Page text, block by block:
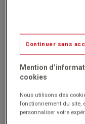
Réf. 1013754
(Produit ni repris, ni
Contient environ 220
Livré prêt à monter
Marque : MBA
Continuer sans
Mention
cookies
Nous utilisons des
fonctionnement du site,
personnaliser votre